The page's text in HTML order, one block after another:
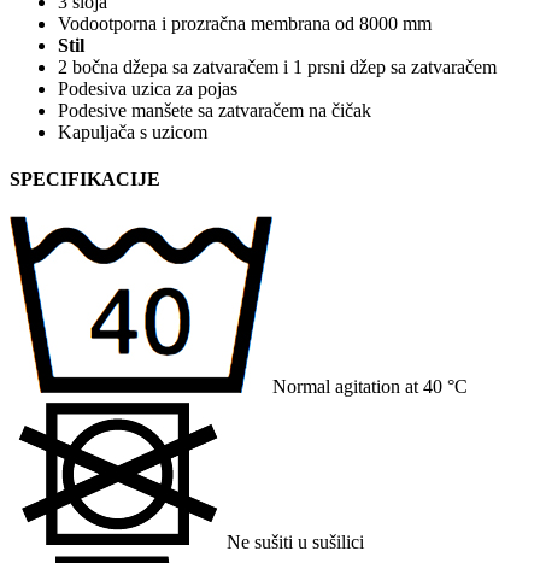
Vodootporna i prozračna membrana od 8000 mm
Stil
2 bočna džepa sa zatvaračem i 1 prsni džep sa zatvaračem
Podesiva uzica za pojas
Podesive manšete sa zatvaračem na čičak
Kapuljača s uzicom
SPECIFIKACIJE
Normal agitation at 40 °C
Ne sušiti u sušilici